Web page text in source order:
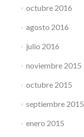
octubre 2016
agosto 2016
julio 2016
noviembre 2015
octubre 2015
septiembre 2015
enero 2015